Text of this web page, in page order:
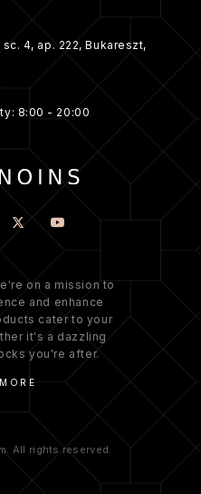
4, ap. 222, Bukareszt,
8:00 - 20:00
on a mission to
and enhance
cater to your
it's a dazzling
you're after.
All rights reserved.